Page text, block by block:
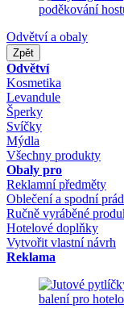
Odvětví a obaly
Zpět
Odvětví
Kosmetika
Levandule
Šperky
Svíčky
Mýdla
Všechny produkty
Obaly pro
Reklamní předměty
Oblečení a spodní
Ručně vyráběné
Hotelové doplňky
Vytvořit vlastní návrh
Reklama